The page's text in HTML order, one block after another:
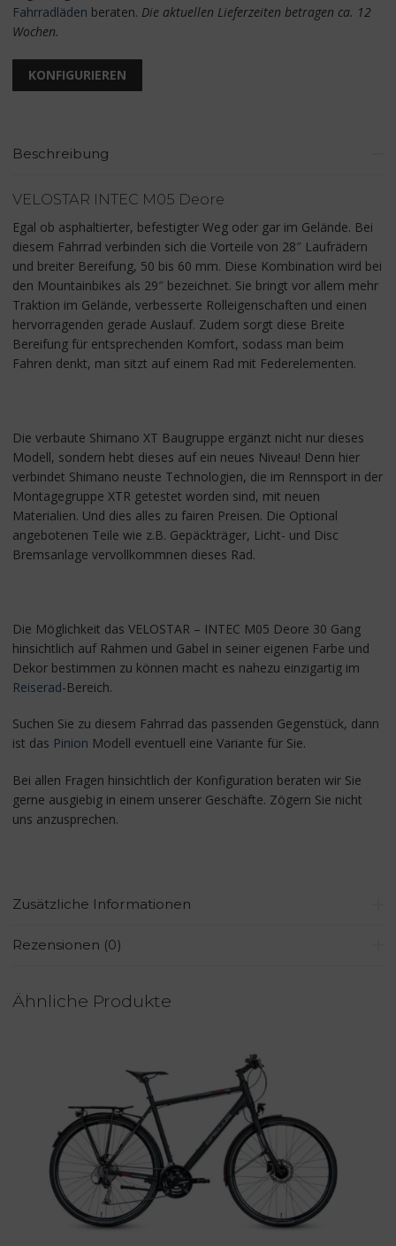
Fahrradläden beraten. Die aktuellen Lieferzeiten betragen ca. 12
Wochen.
KONFIGURIEREN
Beschreibung
VELOSTAR INTEC M05 Deore
Egal ob asphaltierter, befestigter Weg oder gar im Gelände. Bei
diesem Fahrrad verbinden sich die Vorteile von 28″ Laufrädern
und breiter Bereifung, 50 bis 60 mm. Diese Kombination wird bei
den Mountainbikes als 29″ bezeichnet. Sie bringt vor allem mehr
Traktion im Gelände, verbesserte Rolleigenschaften und einen
hervorragenden gerade Auslauf. Zudem sorgt diese Breite
Bereifung für entsprechenden Komfort, sodass man beim
Fahren denkt, man sitzt auf einem Rad mit Federelementen.
Die verbaute Shimano XT Baugruppe ergänzt nicht nur dieses
Modell, sondern hebt dieses auf ein neues Niveau! Denn hier
verbindet Shimano neuste Technologien, die im Rennsport in der
Montagegruppe XTR getestet worden sind, mit neuen
Materialien. Und dies alles zu fairen Preisen. Die Optional
angebotenen Teile wie z.B. Gepäckträger, Licht- und Disc
Bremsanlage vervollkommnen dieses Rad.
Die Möglichkeit das VELOSTAR – INTEC M05 Deore 30 Gang
hinsichtlich auf Rahmen und Gabel in seiner eigenen Farbe und
Dekor bestimmen zu können macht es nahezu einzigartig im
Reiserad-Bereich.
Suchen Sie zu diesem Fahrrad das passenden Gegenstück, dann
ist das Pinion Modell eventuell eine Variante für Sie.
Bei allen Fragen hinsichtlich der Konfiguration beraten wir Sie
gerne ausgiebig in einem unserer Geschäfte. Zögern Sie nicht
uns anzusprechen.
Zusätzliche Informationen
Rezensionen (0)
Ähnliche Produkte